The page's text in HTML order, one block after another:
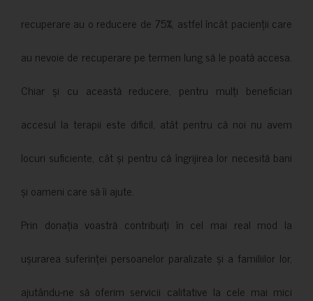
recuperare au o reducere de 75%, astfel încât pacienții care
au nevoie de recuperare pe termen lung să le poată accesa.
Chiar și cu această reducere, pentru mulți beneficiari
accesul la terapii este dificil, atât pentru că noi nu avem
locuri suficiente, cât și pentru că îngrijirea lor necesită bani
și oameni care să îi ajute.
Prin donația voastră contribuiți în cel mai real mod la
ușurarea suferinței persoanelor paralizate și a familiilor lor,
ajutându-ne să oferim servicii calitative la cele mai mici